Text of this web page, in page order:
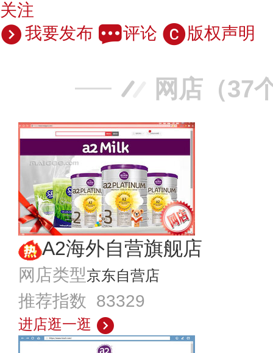
关注
我要发布
评论 版权声明
网店（37
A2海外自营旗舰店
网店类型京东自营店
推荐指数 83329
进店逛一逛